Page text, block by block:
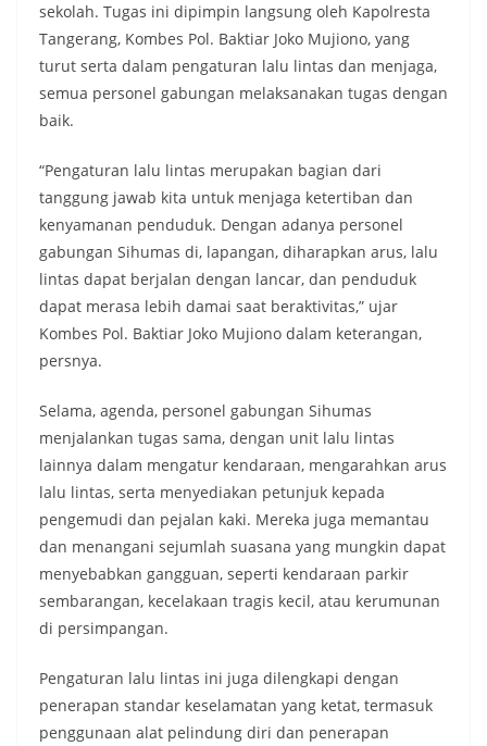
sekolah. Tugas ini dipimpin langsung oleh Kapolresta
Tangerang, Kombes Pol. Baktiar Joko Mujiono, yang
turut serta dalam pengaturan lalu lintas dan menjaga,
semua personel gabungan melaksanakan tugas dengan
baik.
“Pengaturan lalu lintas merupakan bagian dari
tanggung jawab kita untuk menjaga ketertiban dan
kenyamanan penduduk. Dengan adanya personel
gabungan Sihumas di, lapangan, diharapkan arus, lalu
lintas dapat berjalan dengan lancar, dan penduduk
dapat merasa lebih damai saat beraktivitas,” ujar
Kombes Pol. Baktiar Joko Mujiono dalam keterangan,
persnya.
Selama, agenda, personel gabungan Sihumas
menjalankan tugas sama, dengan unit lalu lintas
lainnya dalam mengatur kendaraan, mengarahkan arus
lalu lintas, serta menyediakan petunjuk kepada
pengemudi dan pejalan kaki. Mereka juga memantau
dan menangani sejumlah suasana yang mungkin dapat
menyebabkan gangguan, seperti kendaraan parkir
sembarangan, kecelakaan tragis kecil, atau kerumunan
di persimpangan.
Pengaturan lalu lintas ini juga dilengkapi dengan
penerapan standar keselamatan yang ketat, termasuk
penggunaan alat pelindung diri dan penerapan